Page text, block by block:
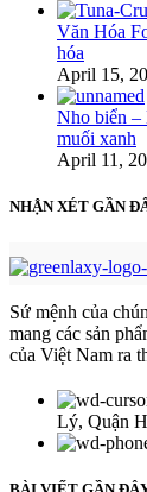
Văn Hóa
hóa
April 15,
Nho biển –
muối xanh
April 11,
NHẬN XÉT GẦN
Sứ mệnh của
mang các sản
của Việt Nam ra
Lý, Quận